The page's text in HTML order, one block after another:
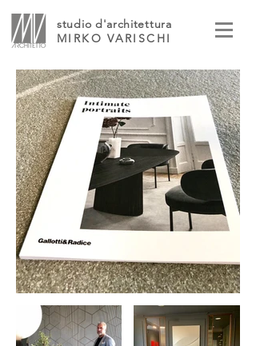
studio d'architettura
MIRKO VARISCHI